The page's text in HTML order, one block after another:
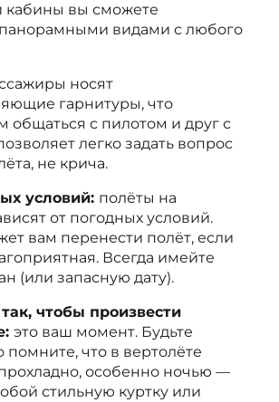
кабины вы сможете
видами с любого
носят
гарнитуры, что
общаться с пилотом и друг с
легко задать вопрос
не крича.
условий: полёты на
от погодных условий.
вам перенести полёт, если
Всегда имейте
(или запасную дату).
чтобы произвести
это ваш момент. Будьте
помните, что в вертолёте
особенно ночью —
стильную куртку или